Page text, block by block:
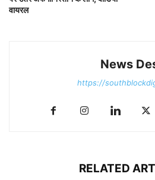
वायरल
News
https://
RELATED